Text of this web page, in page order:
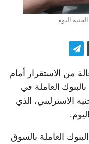
اليوم
من الاستقرار أمام
العاملة في
الاسترليني، الذي
العاملة بالسوق